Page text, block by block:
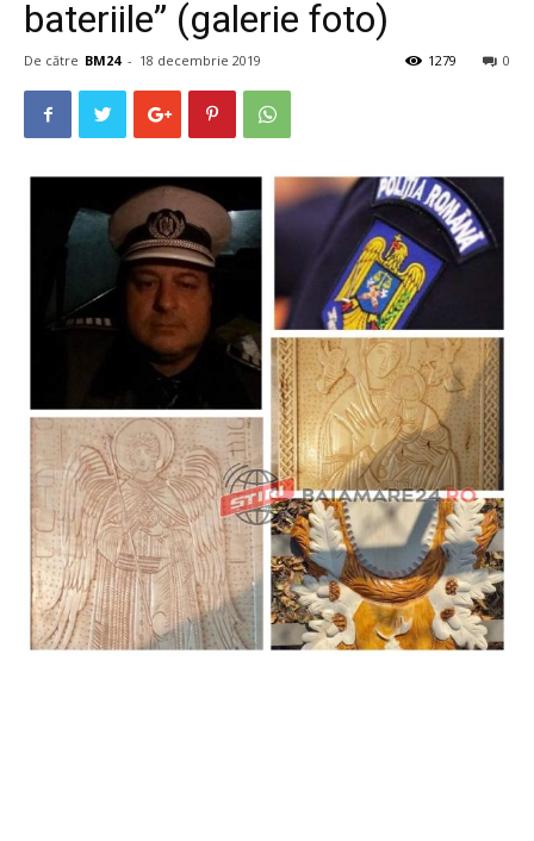
bateriile” (galerie foto)
De către BM24 - 18 decembrie 2019 0
1279